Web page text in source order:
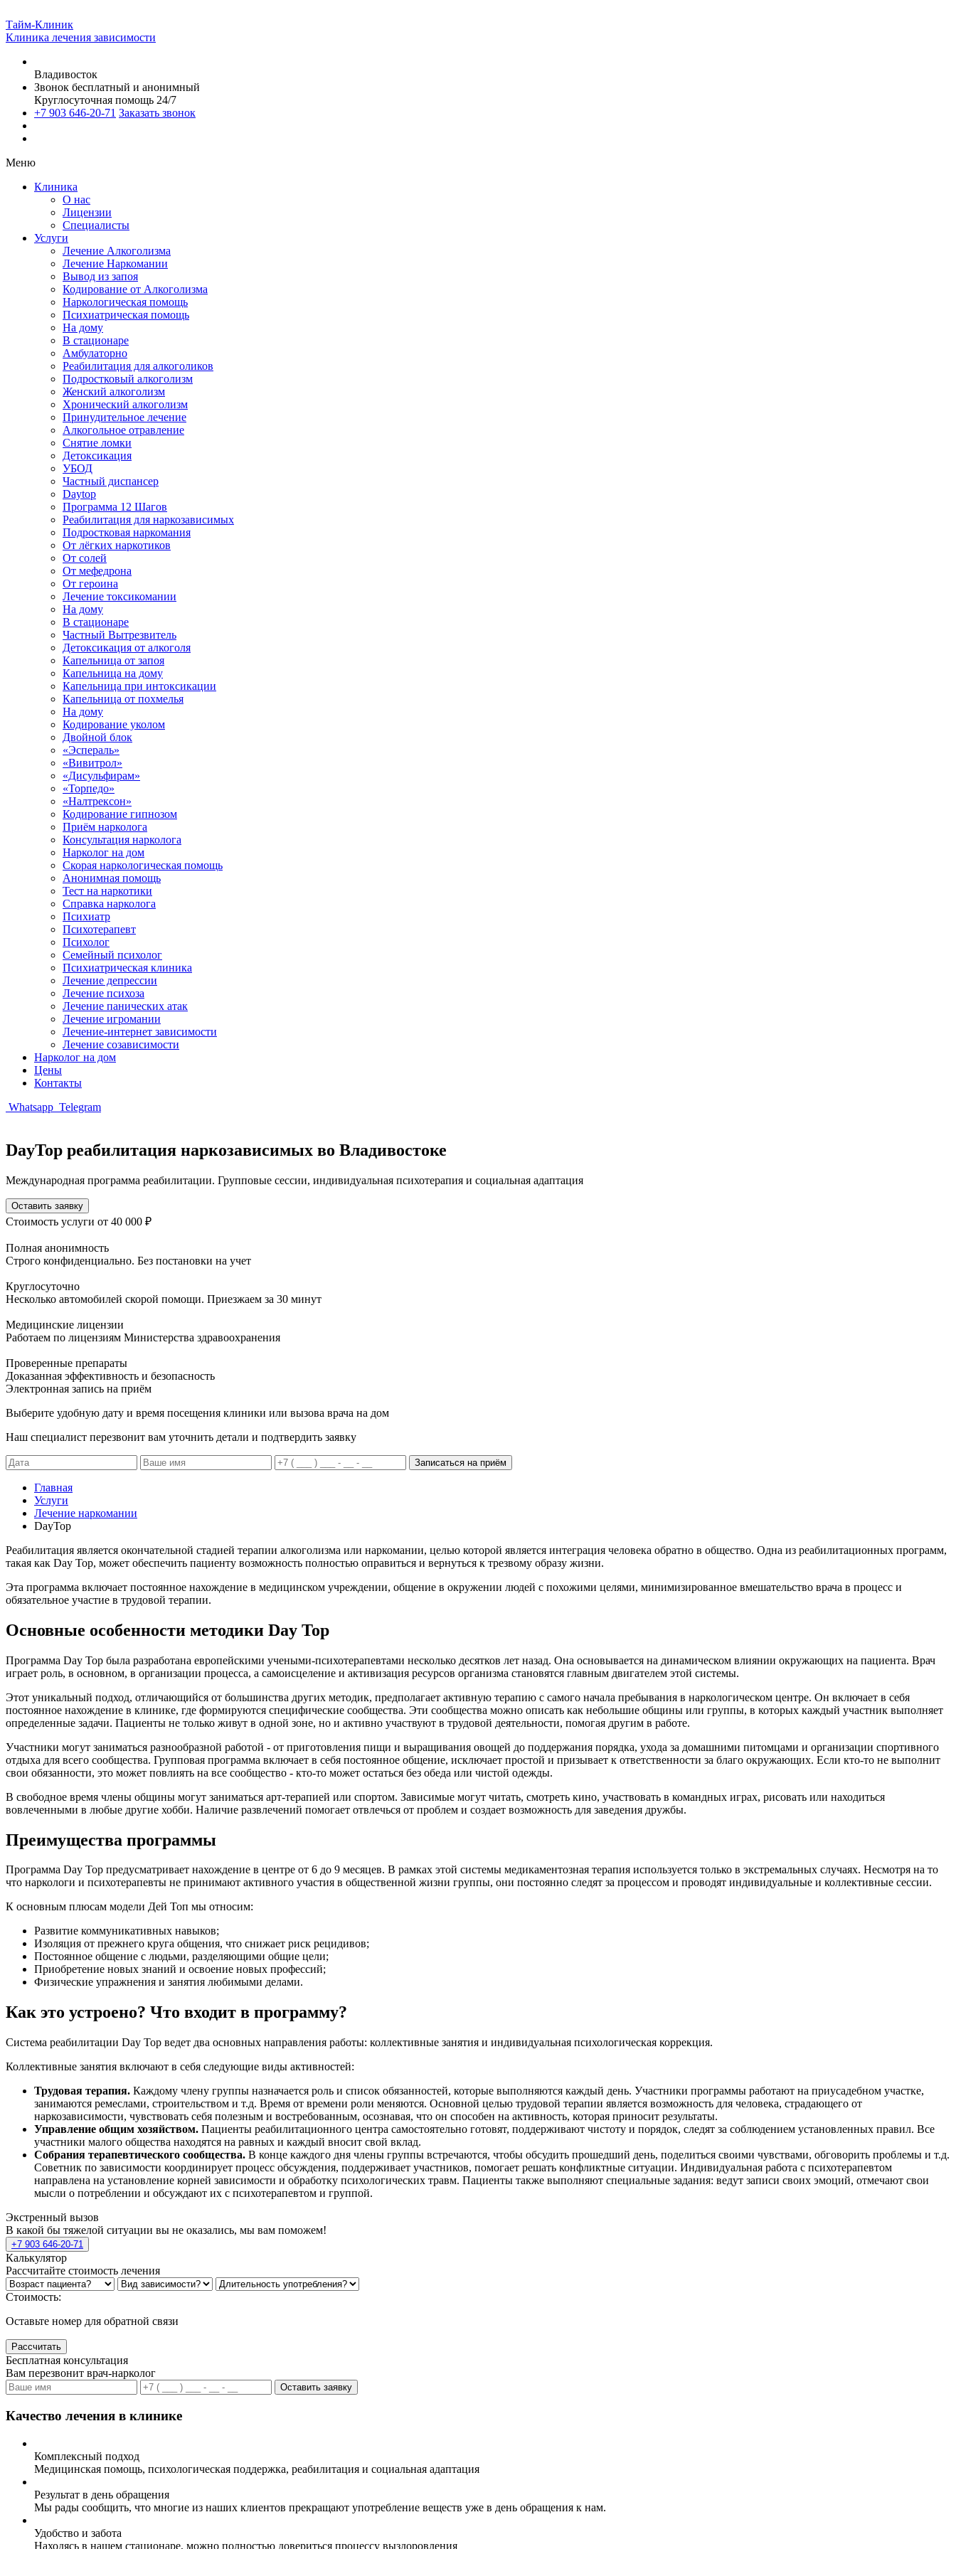
Тайм-Клиник
Клиника лечения зависимости
Владивосток
Звонок бесплатный и анонимный
Круглосуточная помощь 24/7
+7 903 646-20-71 Заказать звонок
Меню
Клиника
О нас
Лицензии
Специалисты
Услуги
Лечение Алкоголизма
Лечение Наркомании
Вывод из запоя
Кодирование от Алкоголизма
Наркологическая помощь
Психиатрическая помощь
На дому
В стационаре
Амбулаторно
Реабилитация для алкоголиков
Подростковый алкоголизм
Женский алкоголизм
Хронический алкоголизм
Принудительное лечение
Алкогольное отравление
Снятие ломки
Детоксикация
УБОД
Частный диспансер
Daytop
Программа 12 Шагов
Реабилитация для наркозависимых
Подростковая наркомания
От лёгких наркотиков
От солей
От мефедрона
От героина
Лечение токсикомании
На дому
В стационаре
Частный Вытрезвитель
Детоксикация от алкоголя
Капельница от запоя
Капельница на дому
Капельница при интоксикации
Капельница от похмелья
На дому
Кодирование уколом
Двойной блок
«Эспераль»
«Вивитрол»
«Дисульфирам»
«Торпедо»
«Налтрексон»
Кодирование гипнозом
Приём нарколога
Консультация нарколога
Нарколог на дом
Скорая наркологическая помощь
Анонимная помощь
Тест на наркотики
Справка нарколога
Психиатр
Психотерапевт
Психолог
Семейный психолог
Психиатрическая клиника
Лечение депрессии
Лечение психоза
Лечение панических атак
Лечение игромании
Лечение-интернет зависимости
Лечение созависимости
Нарколог на дом
Цены
Контакты
Whatsapp Telegram
DayTop реабилитация наркозависимых во Владивостоке
Международная программа реабилитации. Групповые сессии, индивидуальная психотерапия и социальная адаптация
Оставить заявку
Стоимость услуги от 40 000 ₽
Полная анонимность
Строго конфиденциально. Без постановки на учет
Круглосуточно
Несколько автомобилей скорой помощи. Приезжаем за 30 минут
Медицинские лицензии
Работаем по лицензиям Министерства здравоохранения
Проверенные препараты
Доказанная эффективность и безопасность
Электронная запись на приём
Выберите удобную дату и время посещения клиники или вызова врача на дом
Наш специалист перезвонит вам уточнить детали и подтвердить заявку
Записаться на приём
Главная
Услуги
Лечение наркомании
DayTop
Реабилитация является окончательной стадией терапии алкоголизма или наркомании, целью которой является интеграция человека обратно в общество. Одна из реабилитационных программ,
такая как Day Top, может обеспечить пациенту возможность полностью оправиться и вернуться к трезвому образу жизни.
Эта программа включает постоянное нахождение в медицинском учреждении, общение в окружении людей с похожими целями, минимизированное вмешательство врача в процесс и
обязательное участие в трудовой терапии.
Основные особенности методики Day Top
Программа Day Top была разработана европейскими учеными-психотерапевтами несколько десятков лет назад. Она основывается на динамическом влиянии окружающих на пациента. Врач
играет роль, в основном, в организации процесса, а самоисцеление и активизация ресурсов организма становятся главным двигателем этой системы.
Этот уникальный подход, отличающийся от большинства других методик, предполагает активную терапию с самого начала пребывания в наркологическом центре. Он включает в себя
постоянное нахождение в клинике, где формируются специфические сообщества. Эти сообщества можно описать как небольшие общины или группы, в которых каждый участник выполняет
определенные задачи. Пациенты не только живут в одной зоне, но и активно участвуют в трудовой деятельности, помогая другим в работе.
Участники могут заниматься разнообразной работой - от приготовления пищи и выращивания овощей до поддержания порядка, ухода за домашними питомцами и организации спортивного
отдыха для всего сообщества. Групповая программа включает в себя постоянное общение, исключает простой и призывает к ответственности за благо окружающих. Если кто-то не выполнит
свои обязанности, это может повлиять на все сообщество - кто-то может остаться без обеда или чистой одежды.
В свободное время члены общины могут заниматься арт-терапией или спортом. Зависимые могут читать, смотреть кино, участвовать в командных играх, рисовать или находиться
вовлеченными в любые другие хобби. Наличие развлечений помогает отвлечься от проблем и создает возможность для заведения дружбы.
Преимущества программы
Программа Day Top предусматривает нахождение в центре от 6 до 9 месяцев. В рамках этой системы медикаментозная терапия используется только в экстремальных случаях. Несмотря на то
что наркологи и психотерапевты не принимают активного участия в общественной жизни группы, они постоянно следят за процессом и проводят индивидуальные и коллективные сессии.
К основным плюсам модели Дей Топ мы относим:
Развитие коммуникативных навыков;
Изоляция от прежнего круга общения, что снижает риск рецидивов;
Постоянное общение с людьми, разделяющими общие цели;
Приобретение новых знаний и освоение новых профессий;
Физические упражнения и занятия любимыми делами.
Как это устроено? Что входит в программу?
Система реабилитации Day Top ведет два основных направления работы: коллективные занятия и индивидуальная психологическая коррекция.
Коллективные занятия включают в себя следующие виды активностей:
Трудовая терапия. Каждому члену группы назначается роль и список обязанностей, которые выполняются каждый день. Участники программы работают на приусадебном участке,
занимаются ремеслами, строительством и т.д. Время от времени роли меняются. Основной целью трудовой терапии является возможность для человека, страдающего от
наркозависимости, чувствовать себя полезным и востребованным, осознавая, что он способен на активность, которая приносит результаты.
Управление общим хозяйством. Пациенты реабилитационного центра самостоятельно готовят, поддерживают чистоту и порядок, следят за соблюдением установленных правил. Все
участники малого общества находятся на равных и каждый вносит свой вклад.
Собрания терапевтического сообщества. В конце каждого дня члены группы встречаются, чтобы обсудить прошедший день, поделиться своими чувствами, обговорить проблемы и т.д.
Советник по зависимости координирует процесс обсуждения, поддерживает участников, помогает решать конфликтные ситуации. Индивидуальная работа с психотерапевтом
направлена на установление корней зависимости и обработку психологических травм. Пациенты также выполняют специальные задания: ведут записи своих эмоций, отмечают свои
мысли о потреблении и обсуждают их с психотерапевтом и группой.
Экстренный вызов
В какой бы тяжелой ситуации вы не оказались, мы вам поможем!
+7 903 646-20-71
Калькулятор
Рассчитайте стоимость лечения
Стоимость:
Оставьте номер для обратной связи
Рассчитать
Бесплатная консультация
Вам перезвонит врач-нарколог
Оставить заявку
Качество лечения в клинике
Комплексный подход
Медицинская помощь, психологическая поддержка, реабилитация и социальная адаптация
Результат в день обращения
Мы рады сообщить, что многие из наших клиентов прекращают употребление веществ уже в день обращения к нам.
Удобство и забота
Находясь в нашем стационаре, можно полностью довериться процессу выздоровления